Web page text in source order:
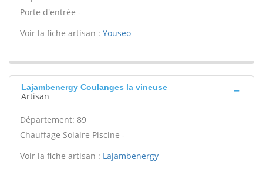
Porte d'entrée -
Voir la fiche artisan : Youseo
Lajambenergy Coulanges la vineuse
Artisan
Département: 89
Chauffage Solaire Piscine -
Voir la fiche artisan : Lajambenergy